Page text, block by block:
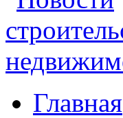
Главная